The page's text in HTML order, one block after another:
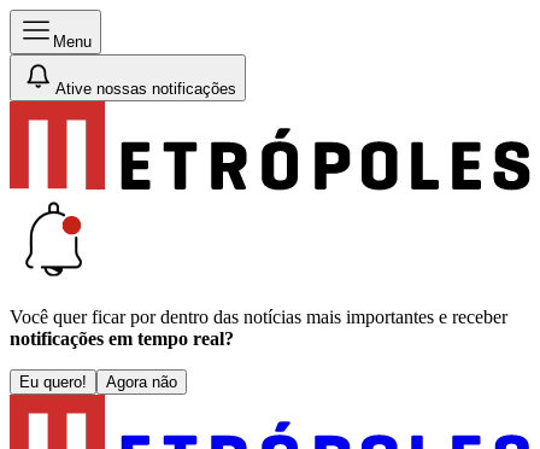
Menu
Ative nossas notificações
Você quer ficar por dentro das notícias mais importantes e receber
notificações em tempo real?
Eu quero! Agora não